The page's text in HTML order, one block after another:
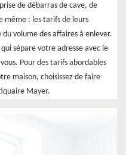
de débarras de cave, de
même : les tarifs de leurs
volume des affaires à enlever.
sépare votre adresse avec le
Pour des tarifs abordables
maison, choisissez de faire
Mayer.